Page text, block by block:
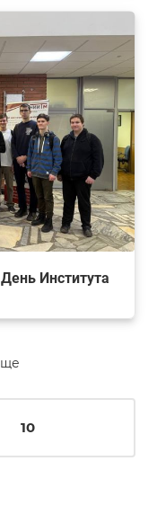
Института
10